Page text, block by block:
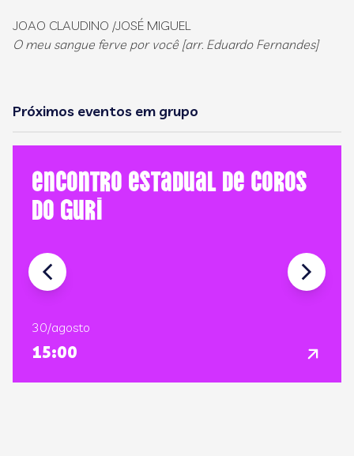
JOAO CLAUDINO /JOSÉ MIGUEL
O meu sangue ferve por você [arr. Eduardo Fernandes]
Próximos eventos em grupo
Encontro Estadual de Coros
do GURI
30/agosto
15:00